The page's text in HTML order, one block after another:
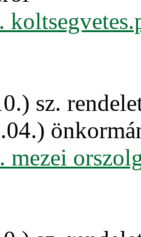
sz.